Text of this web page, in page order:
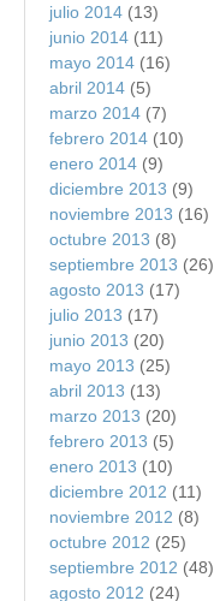
julio 2014 (13)
junio 2014 (11)
mayo 2014 (16)
abril 2014 (5)
marzo 2014 (7)
febrero 2014 (10)
enero 2014 (9)
diciembre 2013 (9)
noviembre 2013 (16)
octubre 2013 (8)
septiembre 2013 (26)
agosto 2013 (17)
julio 2013 (17)
junio 2013 (20)
mayo 2013 (25)
abril 2013 (13)
marzo 2013 (20)
febrero 2013 (5)
enero 2013 (10)
diciembre 2012 (11)
noviembre 2012 (8)
octubre 2012 (25)
septiembre 2012 (48)
agosto 2012 (24)